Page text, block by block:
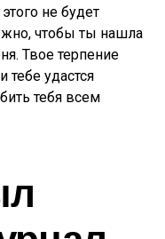
не будет
чтобы ты нашла
Твое терпение
тебе удастся
тебя всем